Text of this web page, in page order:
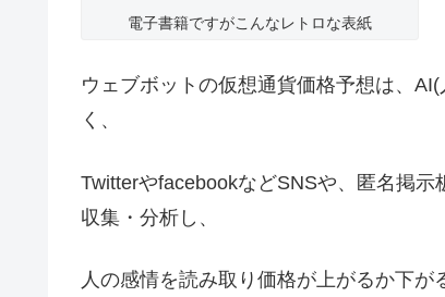
電子書籍ですがこんなレトロな表紙
ウェブボットの仮想通貨価格予想は、
く、
TwitterやfacebookなどSNSや、匿名掲
収集・分析し、
人の感情を読み取り価格が上がるか下が